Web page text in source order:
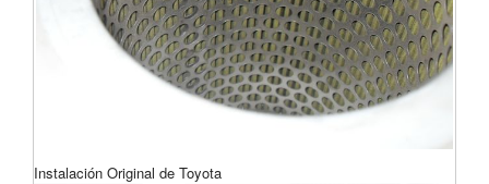
Instalación Original de Toyota